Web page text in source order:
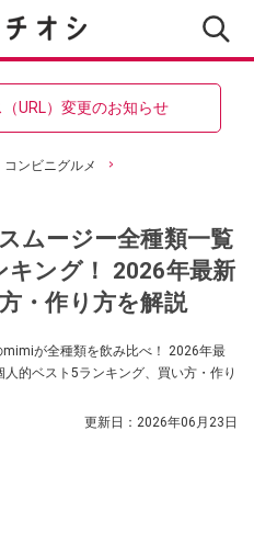
URL）変更のお知らせ
ンビニグルメ
ムージー全種類一覧
キング！ 2026年最新
・作り方を解説
が全種類を飲み比べ！ 2026年最
的ベスト5ランキング、買い方・作り
更新日： 2026年06月23日